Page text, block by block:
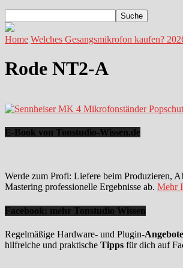
Home Welches Gesangsmikrofon kaufen?
Rode NT2-A
E-Book von Tonstudio-Wissen.de
Werde zum Profi: Liefere beim Produzieren,
Mastering professionelle Ergebnisse ab. Mehr
Facebook: mehr Tonstudio Wissen
Regelmäßige Hardware- und Plugin-Angebote
hilfreiche und praktische Tipps für dich auf